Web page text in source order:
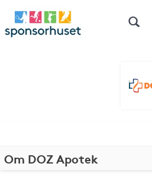
Om DOZ Apotek